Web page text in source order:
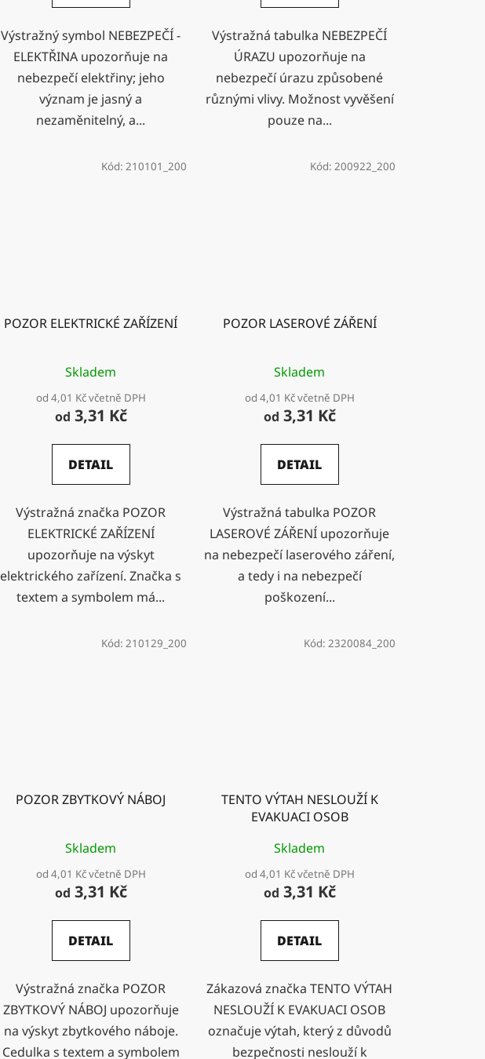
Výstražný symbol NEBEZPEČÍ -
ELEKTŘINA upozorňuje na
nebezpečí elektřiny; jeho
význam je jasný a
nezaměnitelný, a...
Výstražná tabulka NEBEZPEČÍ
ÚRAZU upozorňuje na
nebezpečí úrazu způsobené
různými vlivy. Možnost vyvěšení
pouze na...
POZOR ELEKTRICKÉ ZAŘÍZENÍ
Skladem
od 4,01 Kč včetně DPH
od 3,31 Kč
DETAIL
Výstražná značka POZOR
ELEKTRICKÉ ZAŘÍZENÍ
upozorňuje na výskyt
elektrického zařízení. Značka s
textem a symbolem má...
Kód: 210101_200
POZOR LASEROVÉ ZÁŘENÍ
Skladem
od 4,01 Kč včetně DPH
od 3,31 Kč
DETAIL
Výstražná tabulka POZOR
LASEROVÉ ZÁŘENÍ upozorňuje
na nebezpečí laserového záření,
a tedy i na nebezpečí
poškození...
Kód: 200922_200
POZOR ZBYTKOVÝ NÁBOJ
Skladem
od 4,01 Kč včetně DPH
od 3,31 Kč
DETAIL
Výstražná značka POZOR
ZBYTKOVÝ NÁBOJ upozorňuje
na výskyt zbytkového náboje.
Cedulka s textem a symbolem
Kód: 210129_200
TENTO VÝTAH NESLOUŽÍ K
EVAKUACI OSOB
Skladem
od 4,01 Kč včetně DPH
od 3,31 Kč
DETAIL
Zákazová značka TENTO VÝTAH
NESLOUŽÍ K EVAKUACI OSOB
označuje výtah, který z důvodů
bezpečnosti neslouží k
Kód: 2320084_200